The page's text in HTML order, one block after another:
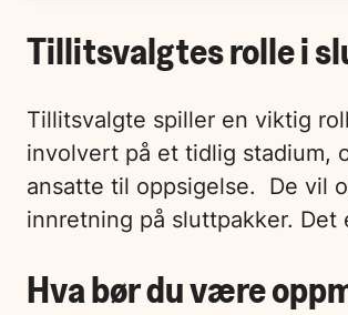
Tillitsvalgtes rolle i
Tillitsvalgte spiller en viktig
involvert på et tidlig stadium,
ansatte til oppsigelse. De vil
innretning på sluttpakker.
Hva bør du være